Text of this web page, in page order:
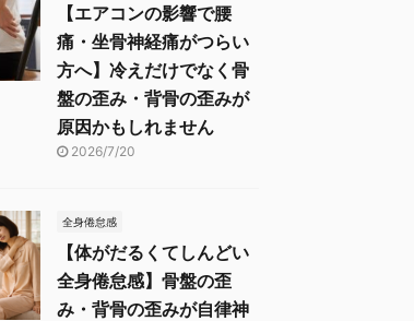
【エアコンの影響で腰
痛・坐骨神経痛がつらい
方へ】冷えだけでなく骨
盤の歪み・背骨の歪みが
原因かもしれません
2026/7/20
全身倦怠感
【体がだるくてしんどい
全身倦怠感】骨盤の歪
み・背骨の歪みが自律神